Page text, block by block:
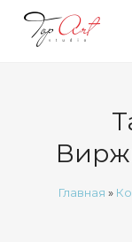
Главная »